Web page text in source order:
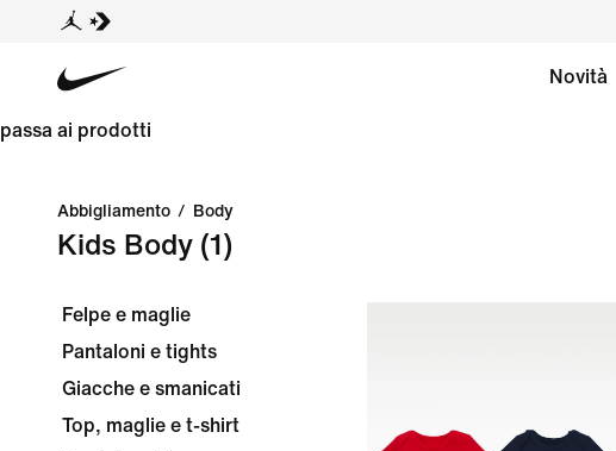
Novità
passa ai prodotti
Abbigliamento / Body
Kids Body (1)
Felpe e maglie
Pantaloni e tights
Giacche e smanicati
Top, maglie e t-shirt